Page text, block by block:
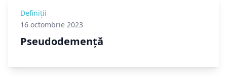
Definiții
16 octombrie 2023
Pseudodemență